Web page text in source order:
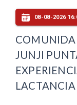
08-08-2026
JUNJI